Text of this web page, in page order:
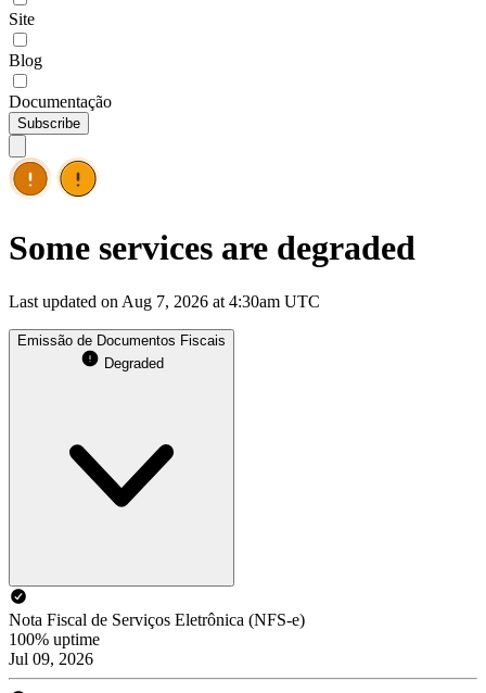
Site
Blog
Documentação
Subscribe
Some services are degraded
Last updated on Aug 7, 2026 at 4:30am UTC
Emissão de Documentos Fiscais
Degraded
Nota Fiscal de Serviços Eletrônica (NFS-e)
100% uptime
Jul 09, 2026